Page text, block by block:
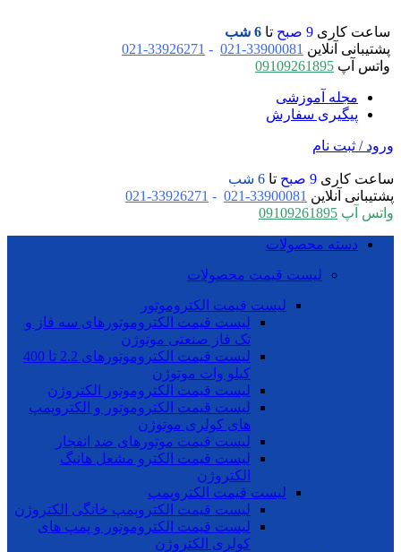
ساعت کاری 9 صبح تا 6 شب
پشتیبانی آنلاین 33900081-021
-
33926271-021
واتس آپ 09109261895
مجله آموزشی
پیگیری سفارش
ورود / ثبت نام
ساعت کاری 9 صبح تا 6 شب
پشتیبانی آنلاین 33900081-021
-
33926271-021
واتس آپ 09109261895
دسته محصولات
لیست قیمت محصولات
لیست قیمت الکتروموتور
لیست قیمت الکتروموتورهای سه فاز و
تک فاز صنعتی موتوژن
لیست قیمت الکتروموتورهای 2.2 تا 400
کیلو وات موتوژن
لیست قیمت الکتروموتور الکتروژن
لیست قیمت الکتروموتور و الکتروپمپ
های کولری موتوژن
لیست قیمت موتورهای ضد انفجار
لیست قیمت الکترو مشعل هانیگ
الکتروژن
لیست قیمت الکتروپمپ
لیست قیمت الکتروپمپ خانگی الکتروژن
لیست قیمت الکتروموتور و پمپ های
کولری الکتروژن